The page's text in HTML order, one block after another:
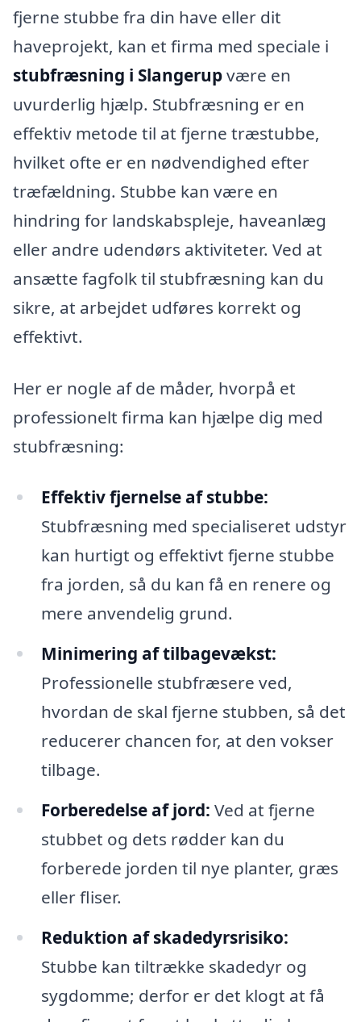
fjerne stubbe fra din have eller dit
haveprojekt, kan et firma med speciale i
stubfræsning i Slangerupvære en
uvurderlig hjælp. Stubfræsning er en
effektiv metode til at fjerne træstubbe,
hvilket ofte er en nødvendighed efter
træfældning. Stubbe kan være en
hindring for landskabspleje, haveanlæg
eller andre udendørs aktiviteter. Ved at
ansætte fagfolk til stubfræsning kan du
sikre, at arbejdet udføres korrekt og
effektivt.
Her er nogle af de måder, hvorpå et
professionelt firma kan hjælpe dig med
stubfræsning:
Effektiv fjernelse af stubbe:
Stubfræsning med specialiseret udstyr
kan hurtigt og effektivt fjerne stubbe
fra jorden, så du kan få en renere og
mere anvendelig grund.
Minimering af tilbagevækst:
Professionelle stubfræsere ved,
hvordan de skal fjerne stubben, så det
reducerer chancen for, at den vokser
tilbage.
Forberedelse af jord: Ved at fjerne
stubbet og dets rødder kan du
forberede jorden til nye planter, græs
eller fliser.
Reduktion af skadedyrsrisiko:
Stubbe kan tiltrække skadedyr og
sygdomme; derfor er det klogt at få